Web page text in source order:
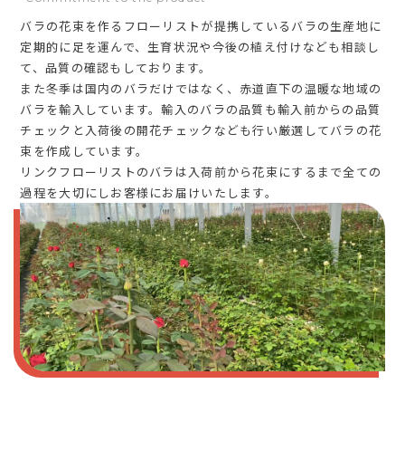
バラの花束を作るフローリストが提携しているバラの生産地に
定期的に足を運んで、生育状況や今後の植え付けなども相談し
て、品質の確認もしております。
また冬季は国内のバラだけではなく、赤道直下の温暖な地域の
バラを輸入しています。輸入のバラの品質も輸入前からの品質
チェックと入荷後の開花チェックなども行い厳選してバラの花
束を作成しています。
リンクフローリストのバラは入荷前から花束にするまで全ての
過程を大切にしお客様にお届けいたします。